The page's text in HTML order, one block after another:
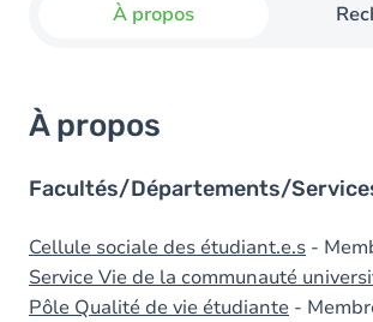
À propos
À propos
Facultés/Départements/
Cellule sociale des étudiant.e.s -
Service Vie de la communauté
Pôle Qualité de vie étudiante -